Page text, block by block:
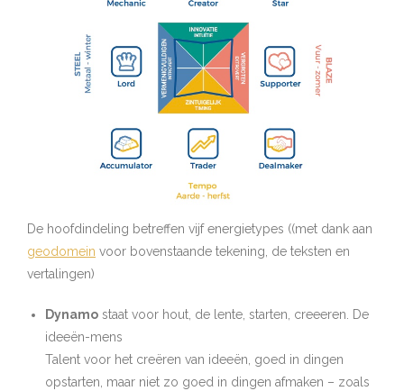
De hoofdindeling betreffen vijf energietypes ((met dank aan
geodomein voor bovenstaande tekening, de teksten en
vertalingen)
Dynamo staat voor hout, de lente, starten, creeeren. De
ideeën-mens
Talent voor het creëren van ideeën, goed in dingen
opstarten, maar niet zo goed in dingen afmaken – zoals